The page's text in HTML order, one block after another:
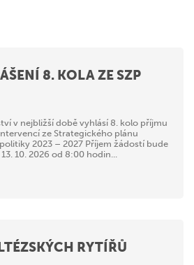
8. KOLA ZE SZP
v nejbližší době vyhlásí 8. kolo příjmu
ze Strategického plánu
2023 – 2027 Příjem žádostí bude
10. 2026 od 8:00 hodin...
RYTÍŘŮ